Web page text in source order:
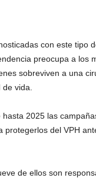
con este tipo
preocupa a los
sobreviven a una
vida.
2025 las
del VPH
de ellos son